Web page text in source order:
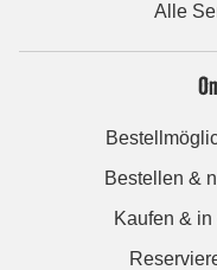
Alle
Bestellen &
Kaufen &